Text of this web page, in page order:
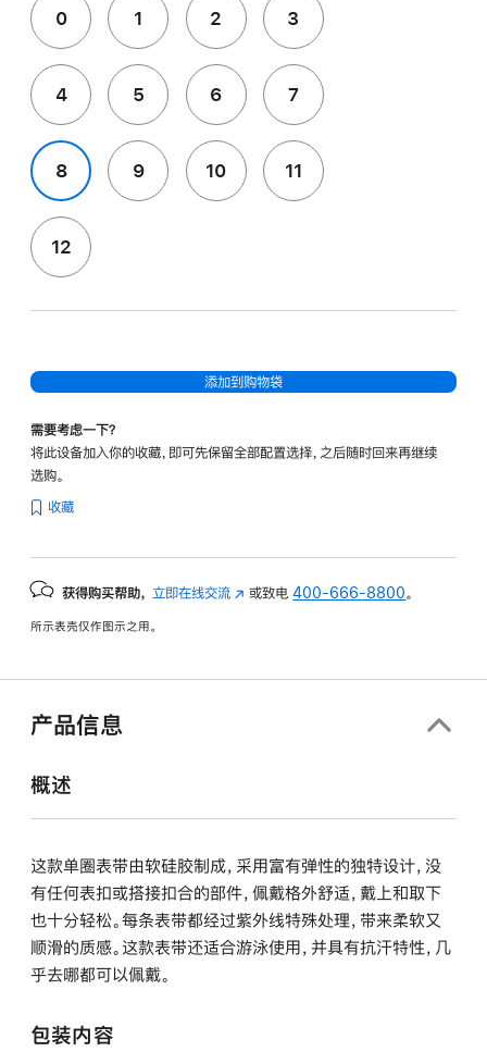
0 1 2 3
4 5 6 7
8 9 10 11
12
添加到购物袋
需要考虑一下？
将此设备加入你的收藏，即可先保留全部配置选择，之后随时回来再继续
选购。
收藏
获得购买帮助， 立即在线交流 (在
中
或致电400-666-8800 。
所示表壳仅作图示之用。
产品信息
概述
这款单圈表带由软硅胶制成，采用富有弹性的独特设计，没
有任何表扣或搭接扣合的部件，佩戴格外舒适，戴上和取下
也十分轻松。每条表带都经过紫外线特殊处理，带来柔软又
顺滑的质感。这款表带还适合游泳使用，并具有抗汗特性，几
乎去哪都可以佩戴。
包装内容